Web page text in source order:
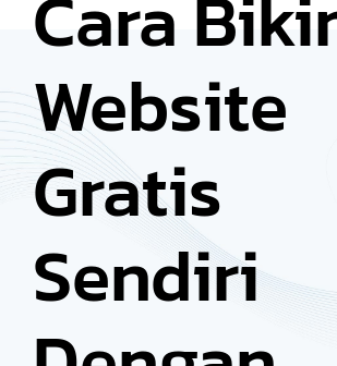
Website
Gratis
Sendiri